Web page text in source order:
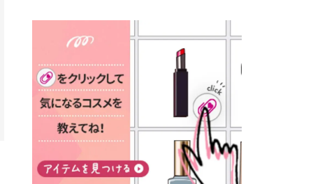
アとしても活用できます。 トナーパ
ッドの選び方 トナーパッドは、配合
成分やパッドの素材によって特徴が
異なります。 自分の肌悩みや理想の
仕上がりに合わせて選ぶことで、毎
日のスキンケアに取り入れやすくな
ります。 肌悩みに合わせて選ぶ パ
ッドの素材で選ぶ トナーパッドの使
い方 洗顔後すぐの清潔な肌に使用し
ます。 STEP1 エンボス面（凹凸
面）で顔全体をやさしく拭き取りま
す。 特に小鼻・あご・額など皮脂や
古い角質が気になる部分は丁寧にな
するまでの期間や必要な施術回数が
大きな違いとして挙げられます！ 医
療脱毛は、医療機関（クリニックや
皮膚科など）だけで扱える高出力の
レーザーを使って、発毛組織にアプ
ローチする施術といわれています。
そのため、少ない回数で永久脱毛
（※）を目指すことができます。
（※永久脱毛とは一生毛が1本も生
えてこないという意味ではなく、ア
メリカの基準に基づき「長期間にわ
たって毛量が明らかに減少している
状態が維持されること」を指しま
すい ラシャ メディオスターNeXT P
RO ジェントルYAGプロ 公式サイト
> ※医療脱毛は自由診療です。治療
には赤み、痒み、火傷、毛嚢炎、一
時的な硬毛化などのリスクが伴いま
す。 目次▼ 1. エミナルクリニック
の魅力とは？選ばれる3つの特徴 ・
最短6か月からの脱毛プランが選べ
る！ ・全国60院以上＆21時まで営
業！ ・痛みに配慮した医療脱毛器の
導入と肌トラブル対応 2. エミナル
クリニックの口コミ・評判 3. エミ
ような血色感を演出するヌーディー
ピンク。 黄みと青みのバランスが良
く、自然になじむコーラル系カラー
です。 自然な血色感をプラスしてく
れるので、ナチュラルメイクとの相
性抜群。 可愛らしく、多幸感のある
印象に仕上がります。 ワインベリー
｜気品をまとうローズレッド 深みの
ある青みレッド。 大人っぽく華やか
な印象を与えるベリーカラーです。
ひと塗りで顔全体が華やかになり、
リップを主役にしたメイクが完成。
ーグロスが広がり、ふっくらボリュ
フティングしたような、新しいリッ
プティンググロス💄 実際に使用した
方のクチコミ > 5 > プルプル > 唇に
塗るPDRNグロス > > AMUSE ジェ
ルフィットグロス > > ぷっくりツヤ
ツヤだけどベタっとした感じはなく
て使いやすいですね。プランピング
効果で少しスーッとします。ここは
好き嫌いがあるかもしれませんが慣
チップは片面がツルツル、片面がモ
ケモケになってます。 > > 桜グロス
も、＠cosmeも、いつものコスメ購
入を“ちょっとお得”に変えられるの
が、トラミーリワードです✨ 今回
は、トラミーリワードの特徴や活用
方法、美容好きさんにおすすめな理
由を詳しくご紹介します！ トラミー
リワードとは？ 「トラミーリワー
ド」は、東証グロース上場企業であ
る株式会社アイズが運営する、安
心・安全なポイントサイト機能で
す。 トラミーリワードは、トラミー
会員向けのポイントサービスです。
対象ショップやサービスを利用する